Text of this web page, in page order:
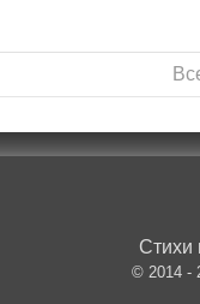
Стихи
© 2014 -